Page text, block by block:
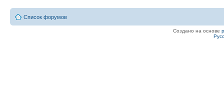
Список форумов
Создано на основе